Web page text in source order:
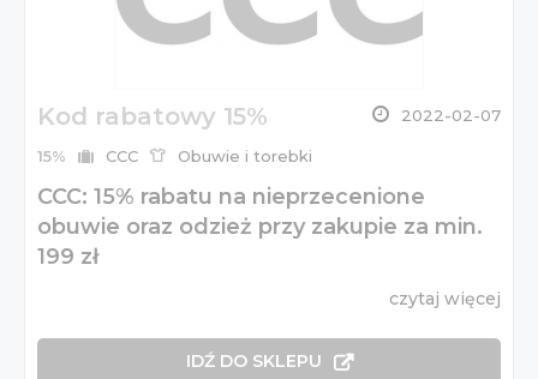
Kod rabatowy 15% 2022-02-07
15% CCC Obuwie i torebki
CCC: 15% rabatu na nieprzecenione
obuwie oraz odzież przy zakupie za min.
199 zł
czytaj więcej
IDŹ DO SKLEPU